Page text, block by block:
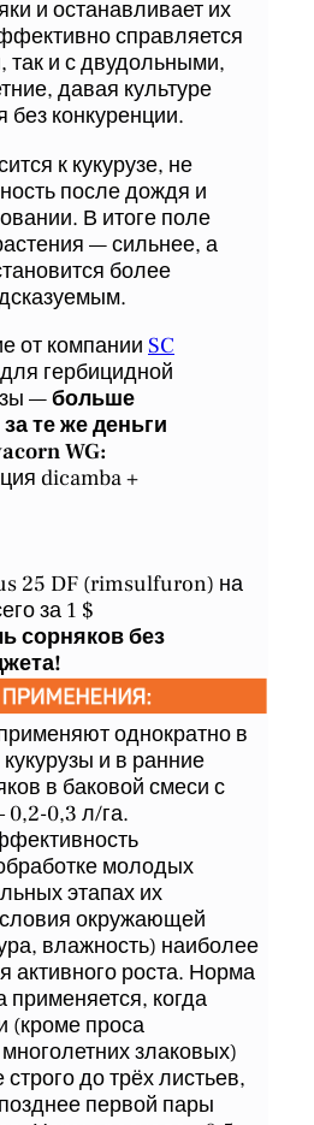
и останавливает их
справляется
так и с двудольными,
давая культуре
без конкуренции.
к кукурузе, не
после дождя и
В итоге поле
— сильнее, а
более
от компании SC
для гербицидной
—больше
те же деньги
WG:
dicamba +
25 DF (rimsulfuron) на
за 1 $
сорняков без
однократно в
и в ранние
в баковой смеси с
0,3 л/га.
молодых
этапах их
окружающей
влажность) наиболее
активного роста. Норма
применяется, когда
(кроме проса
злаковых)
до трёх листьев,
первой пары